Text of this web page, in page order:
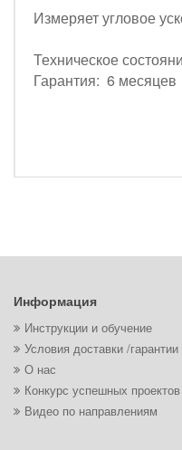
Измеряет угловое
Техническое
Гарантия: 6 месяцев
Информация
Инструкции и обучение
Условия доставки /гарантии
О нас
Конкурс успешных проектов
Видео по направлениям